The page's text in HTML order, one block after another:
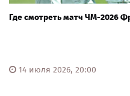
Где смотреть матч ЧМ-2026
14 июля 2026, 20:00